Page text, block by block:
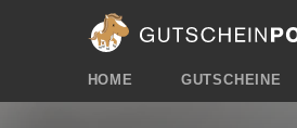
HOME GUTSCHEINE